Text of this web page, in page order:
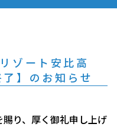
ゾート安比高
】のお知らせ
り、厚く御礼申し上げ